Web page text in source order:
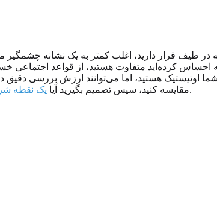
در طیف قرار دارید، اغلب کمتر به یک نشانه
کرده‌اید متفاوت هستید، از قواعد اجتماعی
شما اوتیستیک هستید، اما می‌توانند ارزش بررسی
مقایسه کنید، سپس تصمیم بگیرید آیا یک نقطه یا ارزیابی حرفه‌ای به شما کمک می‌کند آنچه را متوجه شده‌اید سامان دهید یا نه.